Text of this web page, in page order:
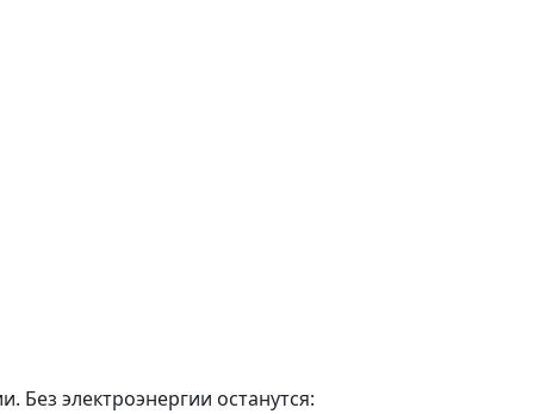
Без электроэнергии останутся: